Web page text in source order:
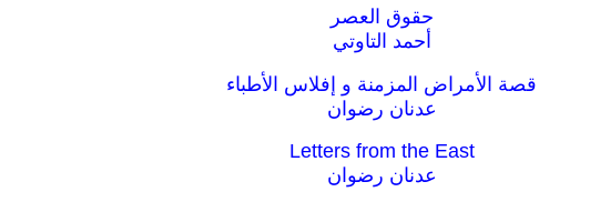
حقوق العصر
أحمد التاوتي
قصة الأمراض المزمنة و إفلاس الأطباء
عدنان رضوان
Letters from the East
عدنان رضوان